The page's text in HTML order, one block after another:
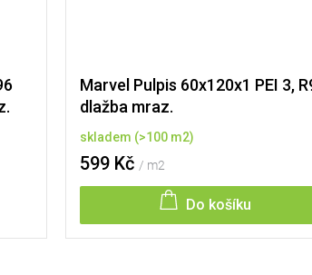
Marvel Pulpis 60x120x1 PEI 3,
dlažba mraz.
skladem (>100 m2)
599 Kč / m2
Do košíku